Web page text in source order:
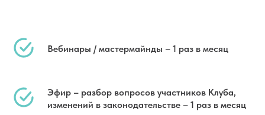
Вебинары / мастермайнды – 1 раз в месяц
Эфир – разбор вопросов участников Клуба,
изменений в законодательстве – 1 раз в месяц